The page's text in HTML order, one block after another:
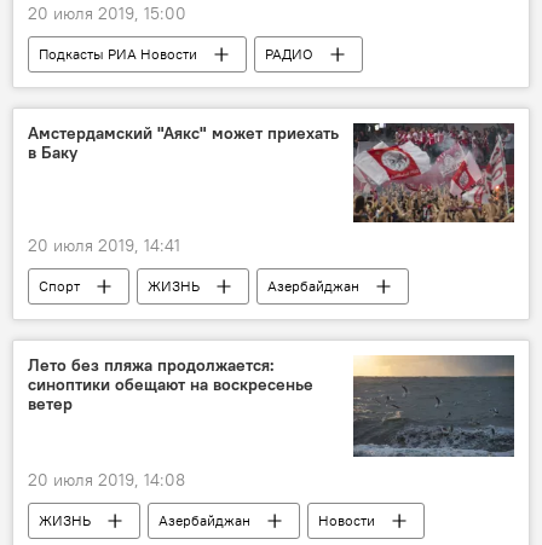
20 июля 2019, 15:00
Подкасты РИА Новости
РАДИО
МУЛЬТИМЕДИА
Новости
Амстердамский "Аякс" может приехать
в Баку
20 июля 2019, 14:41
Спорт ЖИЗНЬ
Азербайджан
Новости
Лето без пляжа продолжается:
синоптики обещают на воскресенье
ветер
20 июля 2019, 14:08
ЖИЗНЬ Азербайджан
Новости